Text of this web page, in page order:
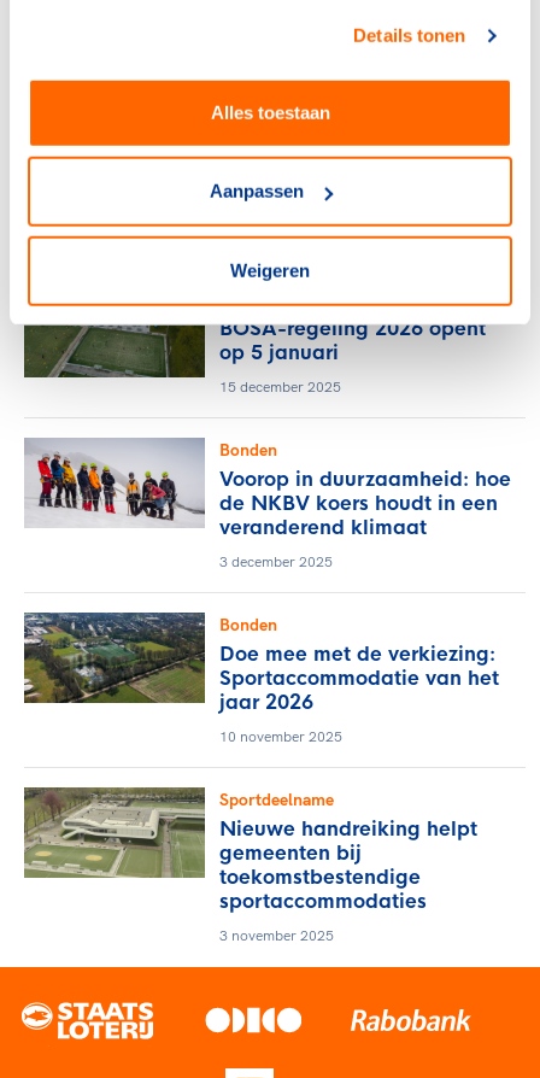
Details tonen
Alles toestaan
Aanpassen
Weigeren
Bonden
Grote zorgen over
aanvragen 2026
30 april 2026
Bonden
BOSA-regeling 2026 opent
op 5 januari
15 december 2025
Bonden
Voorop in duurzaamheid: hoe
de NKBV koers houdt in een
veranderend klimaat
3 december 2025
Bonden
Doe mee met de verkiezing:
Sportaccommodatie van het
jaar 2026
10 november 2025
Sportdeelname
Nieuwe handreiking helpt
gemeenten bij
toekomstbestendige
sportaccommodaties
3 november 2025